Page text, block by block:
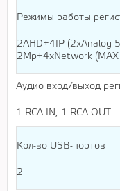
Режимы работы
2AHD+4IP (2хAnalog
2Mр+4хNetwork (MAX
Аудио вход/выход
1 RCA IN, 1 RCA OUT
Кол-во USB-портов
2